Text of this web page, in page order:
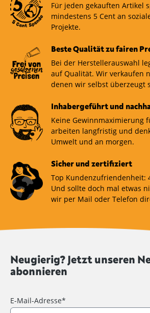
Für jeden gekauften Artikel
mindestens 5 Cent an
Projekte.
Beste Qualität zu fairen
Bei der Herstellerauswahl
auf Qualität. Wir verkaufen
denen wir selbst überzeugt
Inhabergeführt und
Keine Gewinnmaximierung
arbeiten langfristig und
Umwelt und an morgen.
Sicher und zertifiziert
Top Kundenzufriendenheit:
Und sollte doch mal etwas
wir per Mail oder Telefon
Neugierig? Jetzt unseren
abonnieren
E-Mail-Adresse*